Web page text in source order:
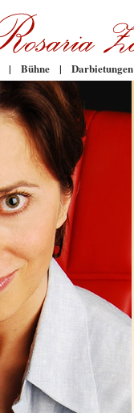
| Bühne | Darbietungen